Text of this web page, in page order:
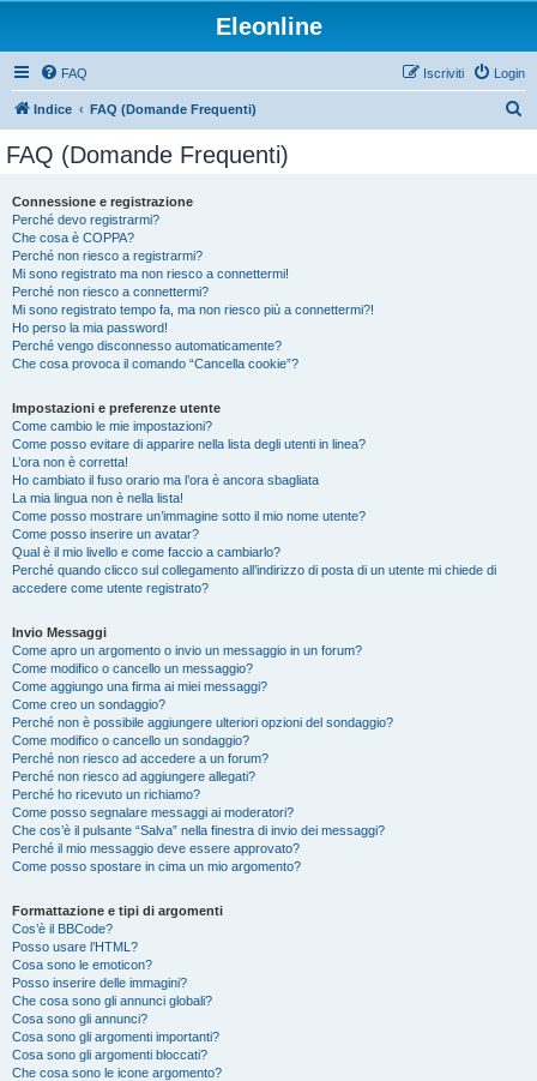
Eleonline
FAQ Login
Iscriviti
Indice FAQ (Domande Frequenti)
FAQ (Domande Frequenti)
Connessione e registrazione
Perché devo registrarmi?
Che cosa è COPPA?
Perché non riesco a registrarmi?
Mi sono registrato ma non riesco a connettermi!
Perché non riesco a connettermi?
Mi sono registrato tempo fa, ma non riesco più a connettermi?!
Ho perso la mia password!
Perché vengo disconnesso automaticamente?
Che cosa provoca il comando “Cancella cookie”?
Impostazioni e preferenze utente
Come cambio le mie impostazioni?
Come posso evitare di apparire nella lista degli utenti in linea?
L’ora non è corretta!
Ho cambiato il fuso orario ma l’ora è ancora sbagliata
La mia lingua non è nella lista!
Come posso mostrare un’immagine sotto il mio nome utente?
Come posso inserire un avatar?
Qual è il mio livello e come faccio a cambiarlo?
Perché quando clicco sul collegamento all’indirizzo di posta di un utente mi chiede di
accedere come utente registrato?
Invio Messaggi
Come apro un argomento o invio un messaggio in un forum?
Come modifico o cancello un messaggio?
Come aggiungo una firma ai miei messaggi?
Come creo un sondaggio?
Perché non è possibile aggiungere ulteriori opzioni del sondaggio?
Come modifico o cancello un sondaggio?
Perché non riesco ad accedere a un forum?
Perché non riesco ad aggiungere allegati?
Perché ho ricevuto un richiamo?
Come posso segnalare messaggi ai moderatori?
Che cos’è il pulsante “Salva” nella finestra di invio dei messaggi?
Perché il mio messaggio deve essere approvato?
Come posso spostare in cima un mio argomento?
Formattazione e tipi di argomenti
Cos’è il BBCode?
Posso usare l’HTML?
Cosa sono le emoticon?
Posso inserire delle immagini?
Che cosa sono gli annunci globali?
Cosa sono gli annunci?
Cosa sono gli argomenti importanti?
Cosa sono gli argomenti bloccati?
Che cosa sono le icone argomento?